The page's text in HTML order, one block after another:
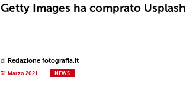
Getty Images ha comprato Usplash
di Redazione fotografia.it
31 Marzo 2021 NEWS